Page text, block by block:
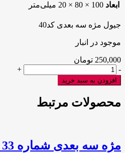
ابعاد 100 × 80 × 20 میلی‌متر
جیول مژه سه بعدی کد40
موجود در انبار
250,000 تومان
جیول
مژه
سه
کد40
-
+
افزودن به سبد خرید
محصولات مرتبط
مژه سه بعدی شماره 33 سوفیا